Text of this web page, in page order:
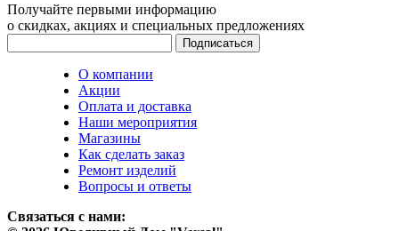
Получайте первыми информацию
о скидках, акциях и специальных предложениях
О компании
Акции
Оплата и доставка
Наши мероприятия
Магазины
Как сделать заказ
Ремонт изделий
Вопросы и ответы
Связаться с нами: